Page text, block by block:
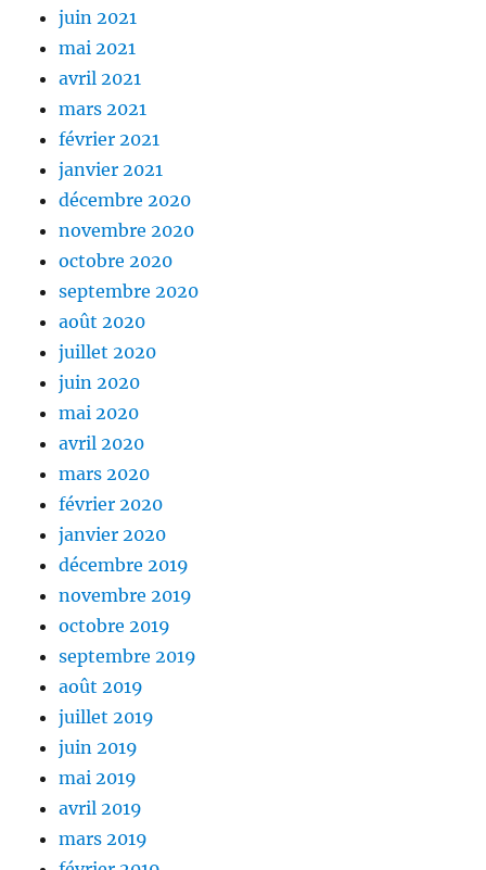
juin 2021
mai 2021
avril 2021
mars 2021
février 2021
janvier 2021
décembre 2020
novembre 2020
octobre 2020
septembre 2020
août 2020
juillet 2020
juin 2020
mai 2020
avril 2020
mars 2020
février 2020
janvier 2020
décembre 2019
novembre 2019
octobre 2019
septembre 2019
août 2019
juillet 2019
juin 2019
mai 2019
avril 2019
mars 2019